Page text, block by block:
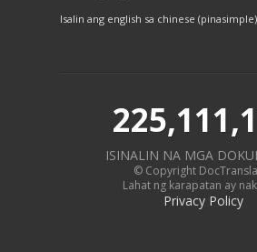
Isalin ang english sa chinese (pinasimple)
ISINALIN NA MGA
© Copyright
Lahat ng karapatan ay
Privacy Policy